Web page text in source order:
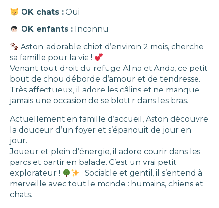
OK chats : Oui
OK enfants : Inconnu
Aston, adorable chiot d’environ 2 mois, cherche
sa famille pour la vie !
Venant tout droit du refuge Alina et Anda, ce petit
bout de chou déborde d’amour et de tendresse.
Très affectueux, il adore les câlins et ne manque
jamais une occasion de se blottir dans les bras.
Actuellement en famille d’accueil, Aston découvre
la douceur d’un foyer et s’épanouit de jour en
jour.
Joueur et plein d’énergie, il adore courir dans les
parcs et partir en balade. C’est un vrai petit
explorateur !
Sociable et gentil, il s’entend à
merveille avec tout le monde : humains, chiens et
chats.